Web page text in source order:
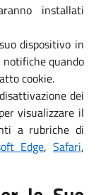
installati
dispositivo in
quando
cookie.
dei
visualizzare il
a rubriche di
Edge,Safari,